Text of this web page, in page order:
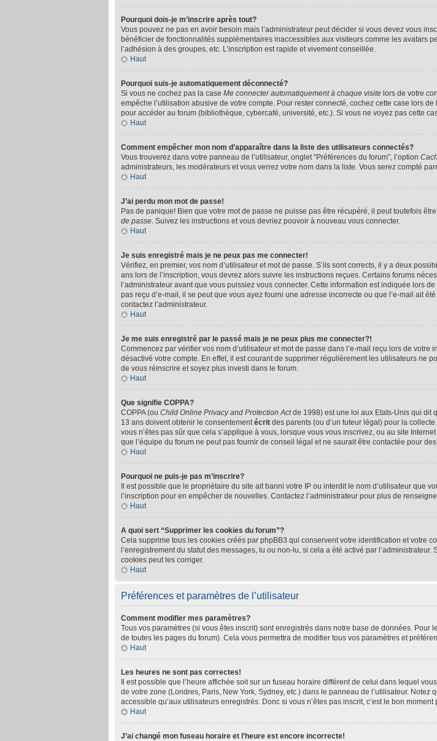
Pourquoi dois-je m’inscrire après tout?
Vous pouvez ne pas en avoir besoin mais l’administrateur peut décider si vous devez vous
bénéficier de fonctionnalités supplémentaires inaccessibles aux visiteurs comme les avatars
l’adhésion à des groupes, etc. L’inscription est rapide et vivement conseillée.
Haut
Pourquoi suis-je automatiquement déconnecté?
Si vous ne cochez pas la case Me connecter automatiquement à chaque visite lors de votre
empêche l’utilisation abusive de votre compte. Pour rester connecté, cochez cette case lors
pour accéder au forum (bibliothèque, cybercafé, université, etc.). Si vous ne voyez pas cette
Haut
Comment empêcher mon nom d’apparaître dans la liste des utilisateurs connectés?
Vous trouverez dans votre panneau de l’utilisateur, onglet “Préférences du forum”, l’option
administrateurs, les modérateurs et vous verrez votre nom dans la liste. Vous serez compté
Haut
J’ai perdu mon mot de passe!
Pas de panique! Bien que votre mot de passe ne puisse pas être récupéré, il peut toutefois
de passe. Suivez les instructions et vous devriez pouvoir à nouveau vous connecter.
Haut
Je suis enregistré mais je ne peux pas me connecter!
Vérifiez, en premier, vos nom d’utilisateur et mot de passe. S’ils sont corrects, il y a deux
ans lors de l’inscription, vous devrez alors suivre les instructions reçues. Certains forums
l’administrateur avant que vous puissiez vous connecter. Cette information est indiquée lors
pas reçu d’e-mail, il se peut que vous ayez fourni une adresse incorrecte ou que l’e-mail ait
contactez l’administrateur.
Haut
Je me suis enregistré par le passé mais je ne peux plus me connecter?!
Commencez par vérifier vos nom d’utilisateur et mot de passe dans l’e-mail reçu lors de
désactivé votre compte. En effet, il est courant de supprimer régulièrement les utilisateurs ne
de vous réinscrire et soyez plus investi dans le forum.
Haut
Que signifie COPPA?
COPPA (ou Child Online Privacy and Protection Actde 1998) est une loi aux Etats-Unis qui dit
13 ans doivent obtenir le consentementécrit des parents (ou d’un tuteur légal) pour la
vous n’êtes pas sûr que cela s’applique à vous, lorsque vous vous inscrivez, ou au site
que l’équipe du forum ne peut pas fournir de conseil légal et ne saurait être contactée pour
Haut
Pourquoi ne puis-je pas m’inscrire?
Il est possible que le propriétaire du site ait banni votre IP ou interdit le nom d’utilisateur que
l’inscription pour en empêcher de nouvelles. Contactez l’administrateur pour plus de
Haut
A quoi sert “Supprimer les cookies du forum”?
Cela supprime tous les cookies créés par phpBB3 qui conservent votre identification et votre
l’enregistrement du statut des messages, lu ou non-lu, si cela a été activé par
cookies peut les corriger.
Haut
Préférences et paramètres de l’utilisateur
Comment modifier mes paramètres?
Tous vos paramètres (si vous êtes inscrit) sont enregistrés dans notre base de données. Pour
de toutes les pages du forum). Cela vous permettra de modifier tous vos paramètres et
Haut
Les heures ne sont pas correctes!
Il est possible que l’heure affichée soit sur un fuseau horaire différent de celui dans lequel
de votre zone (Londres, Paris, New York, Sydney, etc.) dans le panneau de l’utilisateur.
accessible qu’aux utilisateurs enregistrés. Donc si vous n’êtes pas inscrit, c’est le bon moment
Haut
J’ai changé mon fuseau horaire et l’heure est encore incorrecte!